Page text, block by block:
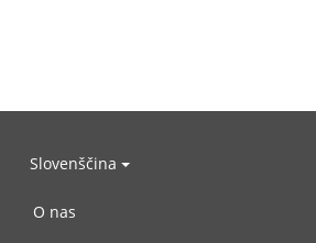
Slovenščina
O nas